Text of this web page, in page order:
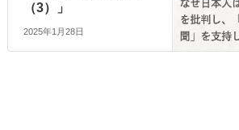
（3）」
2025年1月28日